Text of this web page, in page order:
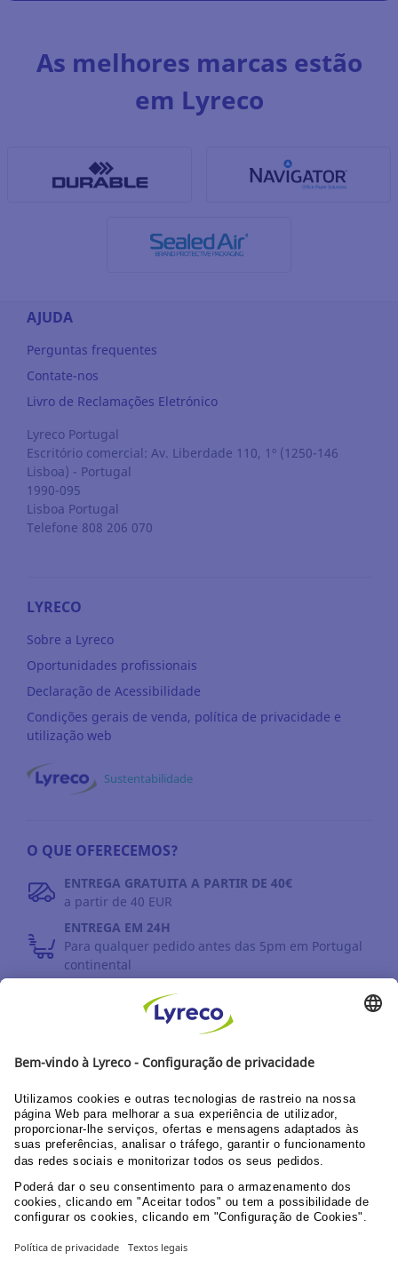
As melhores marcas estão
em Lyreco
AJUDA
Perguntas frequentes
Contate-nos
Livro de Reclamações Eletrónico
Lyreco Portugal
Escritório comercial: Av. Liberdade 110, 1º (1250-146
Lisboa) - Portugal
1990-095
Lisboa Portugal
Telefone 808 206 070
LYRECO
Sobre a Lyreco
Oportunidades profissionais
Declaração de Acessibilidade
Condições gerais de venda, política de privacidade e
utilização web
Sustentabilidade
O QUE OFERECEMOS?
ENTREGA GRATUITA A PARTIR DE 40€
a partir de 40 EUR
ENTREGA EM 24H
Para qualquer pedido antes das 5pm em Portugal
continental
Prazo até 30 dias
DESCUBRA OS NOSSOS CATÁLOGOS E GUIAS
Guia do utilizador Web
Documentação corporativa
PPU área clientes